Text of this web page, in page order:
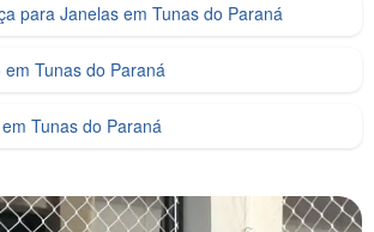
para Janelas em Tunas do Paraná
Tunas do Paraná
Tunas do Paraná